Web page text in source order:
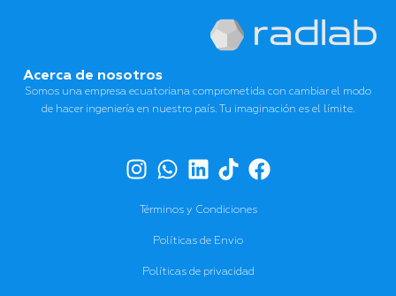
Acerca de nosotros
Somos una empresa ecuatoriana comprometida con cambiar el modo
de hacer ingeniería en nuestro país. Tu imaginación es el límite.
Términos y Condiciones
Políticas de Envio
Políticas de privacidad